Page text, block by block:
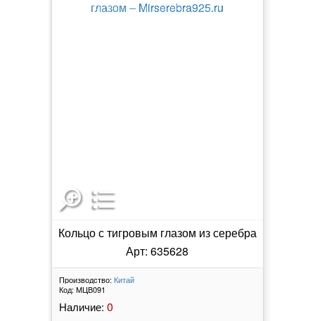
Кольцо с тигровым глазом из серебра
Арт: 635628
Производство: Китай
Код: МЦВ091
Наличие: 0